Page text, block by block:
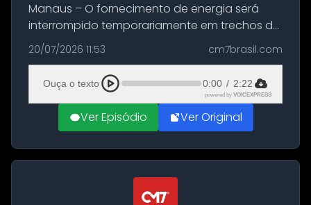
Manaus – O fornecimento de energia será
interrompido temporariamente em trechos de
sete bairros de Manaus nesta terça-feira (21).
A suspensão programada ocorrerá para a
execução de serviços de manuten...
20/07/2026 11:53 cm7brasil.com
Ouça o texto 0:00 / 2:22
powered by VOICEXPRESS
Ver Episódio Ver Original